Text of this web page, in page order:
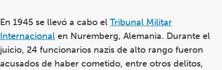
En 1945 se llevó a cabo el Tribunal Militar
Internacional en Nuremberg, Alemania. Durante el
juicio, 24 funcionarios nazis de alto rango fueron
acusados de haber cometido, entre otros delitos,